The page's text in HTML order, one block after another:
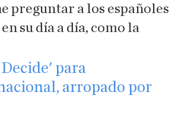
preguntar a los españoles
su día a día, como la
para
arropado por